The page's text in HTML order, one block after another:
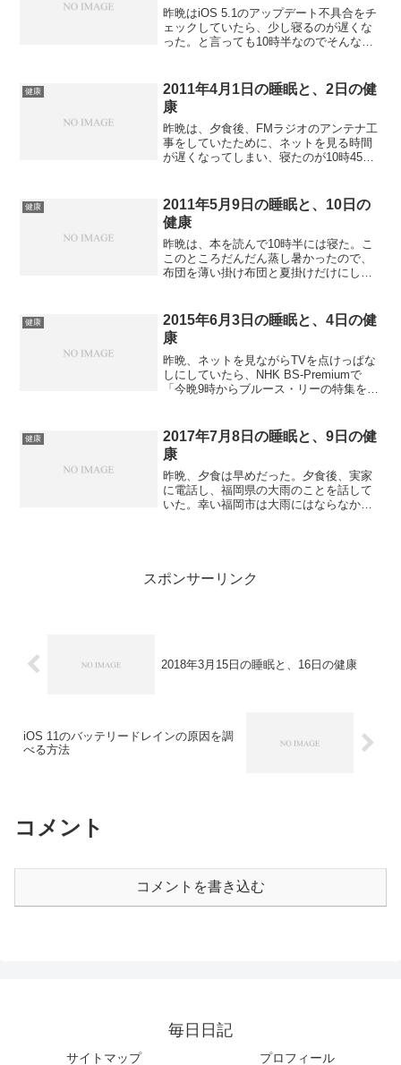
昨晩はiOS 5.1のアップデート不具合をチ
ェックしていたら、少し寝るのが遅くな
った。と言っても10時半なのでそんなに
なとは思ってはいたのだが。最初は熟睡
だったが、後半...
健康
2011年4月1日の睡眠と、2日の健
康
昨晩は、夕食後、FMラジオのアンテナ工
事をしていたために、ネットを見る時間
が遅くなってしまい、寝たのが10時45分
で起きるともう寝ていられなかった。ベ
ッドの中にいたが...
健康
2011年5月9日の睡眠と、10日の
健康
昨晩は、本を読んで10時半には寝た。こ
このところだんだん蒸し暑かったので、
布団を薄い掛け布団と夏掛けだけにして
る。その後4時50分に目覚め、後はアラー
ムで目覚めた。会...
健康
2015年6月3日の睡眠と、4日の健
康
昨晩、ネットを見ながらTVを点けっぱな
しにしていたら、NHK BS-Premiumで
「今晩9時からブルース・リーの特集を放
から約1時間、TVをしっかり見てしまっ
た。最...
健康
2017年7月8日の睡眠と、9日の健
康
昨晩、夕食は早めだった。夕食後、実家
に電話し、福岡県の大雨のことを話して
いた。幸い福岡市は大雨にはならなかっ
スポンサーリンク
2018年3月15日の睡眠と、16日の健康
iOS 11のバッテリードレインの原因を調
べる方法
コメント
コメントを書き込む
毎日日記
サイトマップ プロフィール